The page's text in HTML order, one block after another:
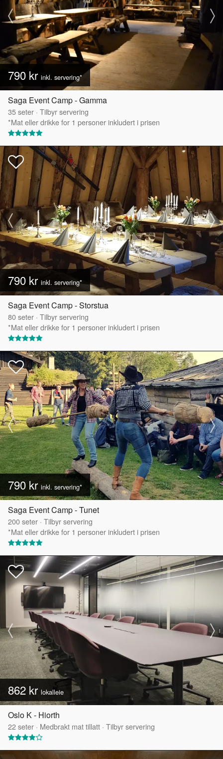
790 kr inkl. servering*
Saga Event Camp - Gamma
35seter · Tilbyr servering
*Mat eller drikke for 1 personer inkludert i prisen
790 kr inkl. servering*
Saga Event Camp - Storstua
80seter · Tilbyr servering
*Mat eller drikke for 1 personer inkludert i prisen
790 kr inkl. servering*
Saga Event Camp - Tunet
200seter · Tilbyr servering
*Mat eller drikke for 1 personer inkludert i prisen
862 kr lokalleie
Oslo K - Hiorth
22seter · Medbrakt mat tillatt · Tilbyr servering